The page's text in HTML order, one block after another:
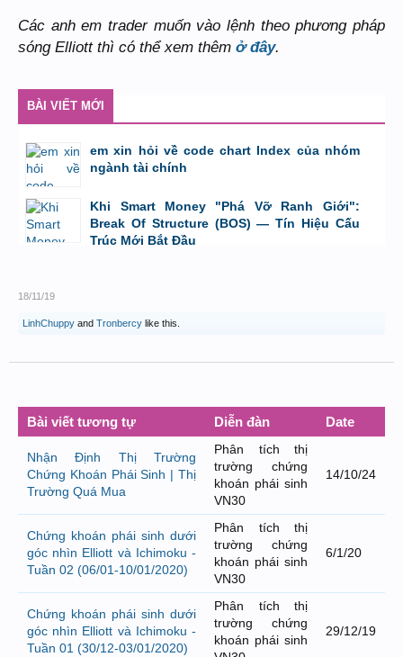
Các anh em trader muốn vào lệnh theo phương pháp
sóng Elliott thì có thể xem thêm ở đây.
BÀI VIẾT MỚI
em xin hỏi về code chart Index của nhóm
ngành tài chính
bởi GiaBao09052000 ,8/7/26 lúc 10:21
Khi Smart Money "Phá Vỡ Ranh Giới":
Break Of Structure (BOS) — Tín Hiệu Cấu
Trúc Mới Bắt Đầu
18/11/19
LinhChuppy and Tronbercy like this.
Bài viết tương tự Diễn đàn Date
Nhận Định Thị Trường
Chứng Khoán Phái Sinh | Thị
Trường Quá Mua
Phân tích thị
trường chứng
khoán phái sinh
VN30
14/10/24
Chứng khoán phái sinh dưới
góc nhìn Elliott và Ichimoku -
Tuần 02 (06/01-10/01/2020)
Phân tích thị
trường chứng
khoán phái sinh
VN30
6/1/20
Chứng khoán phái sinh dưới
góc nhìn Elliott và Ichimoku -
Tuần 01 (30/12-03/01/2020)
Phân tích thị
trường chứng
khoán phái sinh
29/12/19